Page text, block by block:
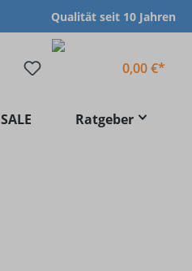
Qualität seit 10 Jahren
0,00 €*
SALE Ratgeber